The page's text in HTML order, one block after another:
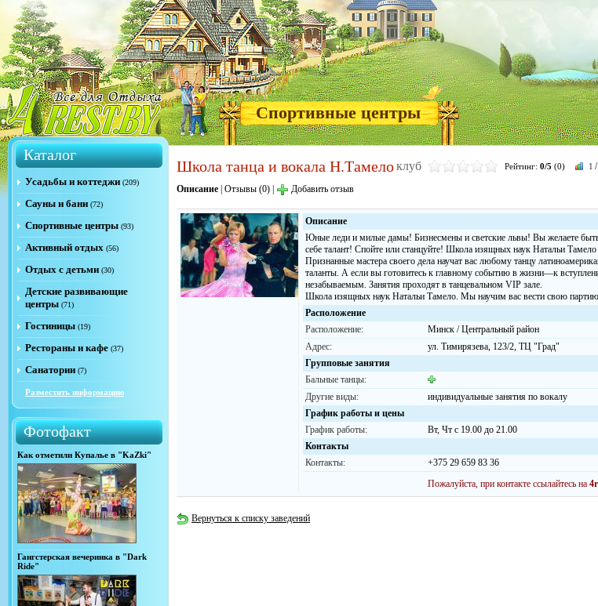
Спортивные центры
Каталог
Усадьбы и коттеджи (209)
Сауны и бани (72)
Спортивные центры (93)
Активный отдых (56)
Отдых с детьми (30)
Детские развивающие
центры (71)
Гостиницы (19)
Рестораны и кафе (37)
Санатории (7)
Разместить информацию
Фотофакт
Как отметили Купалье в "KaZki"
Гангстерская вечеринка в "Dark
Ride"
Школа танца и вокала Н.Тамелоклуб Рейтинг: 0/5 (0) 1 /
Описание Отзывы (0) Добавить отзыв
Описание
Юные леди и милые дамы! Бизнесмены и светские львы! Вы желаете
себе талант! Спойте или станцуйте! Школа изящных наук Натальи Тамело
Признанные мастера своего дела научат вас любому танцу
таланты. А если вы готовитесь к главному событию в жизни—к
незабываемым. Занятия проходят в танцевальном VIP зале.
Школа изящных наук Натальи Тамело. Мы научим вас вести свою
Расположение
Расположение:
Минск / Центральный район
Адрес:
ул. Тимирязева, 123/2, ТЦ "Град"
Групповые занятия
Бальные танцы:
Другие виды:
индивидуальные занятия по вокалу
График работы и цены
График работы:
Вт, Чт с 19.00 до 21.00
Контакты
Контакты:
+375 29 659 83 36
Пожалуйста, при контакте ссылайтесь на
Вернуться к списку заведений